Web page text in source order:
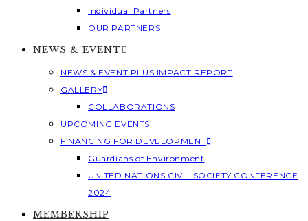
Individual Partners
OUR PARTNERS
NEWS & EVENT
NEWS & EVENT PLUS IMPACT REPORT
GALLERY
COLLABORATIONS
UPCOMING EVENTS
FINANCING FOR DEVELOPMENT
Guardians of Environment
UNITED NATIONS CIVIL SOCIETY CONFERENCE
2024
MEMBERSHIP